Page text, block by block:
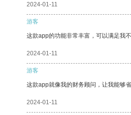
2024-01-11
游客
这款app的功能非常丰富，可以满足我不
2024-01-11
游客
这款app就像我的财务顾问，让我能够省
2024-01-11